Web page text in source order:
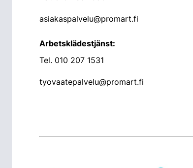
asiakaspalvelu@promart.fi
Arbetsklädestjänst:
Tel. 010 207 1531
tyovaatepalvelu@promart.fi